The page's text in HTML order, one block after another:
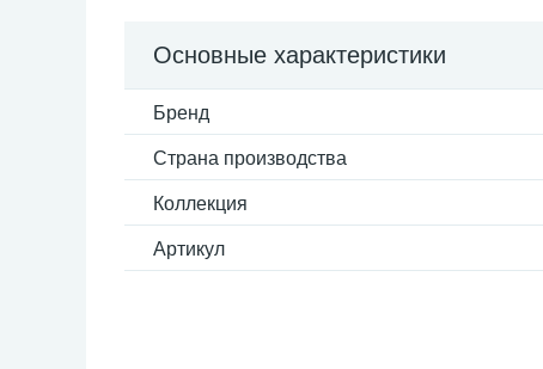
Основные характеристики
Бренд
Страна производства
Коллекция
Артикул